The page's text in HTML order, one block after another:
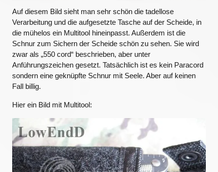
Auf diesem Bild sieht man sehr schön die tadellose
Verarbeitung und die aufgesetzte Tasche auf der Scheide, in
die mühelos ein Multitool hineinpasst. Außerdem ist die
Schnur zum Sichern der Scheide schön zu sehen. Sie wird
zwar als „550 cord“ beschrieben, aber unter
Anführungszeichen gesetzt. Tatsächlich ist es kein Paracord
sondern eine geknüpfte Schnur mit Seele. Aber auf keinen
Fall billig.
Hier ein Bild mit Multitool: